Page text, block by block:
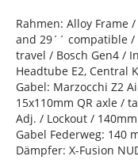
Rahmen: Alloy Frame
and 29´´ compatible /
travel / Bosch Gen4 /
Headtube E2, Central
Gabel: Marzocchi Z2
15x110mm QR axle /
Adj. / Lockout /
Gabel Federweg: 140
Dämpfer: X-Fusion